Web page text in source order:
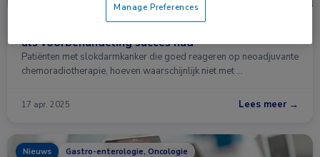
als voorbehandeling succes had
Patiënten met slokdarmkanker die goed reageren op neoadjuvante
chemoradiotherapie, hoeven waarschijnlijk niet met …
17 apr. 2025 Lees meer →
Nieuws Gastro-enterologie, Oncologie
Manage Preferences